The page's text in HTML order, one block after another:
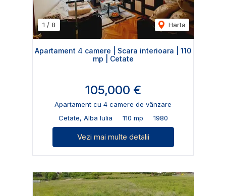
1 / 8 Harta
Apartament 4 camere | Scara interioara | 110
mp | Cetate
105,000 €
Apartament cu 4 camere de vânzare
Cetate, Alba Iulia
110 mp 1980
Vezi mai multe detalii